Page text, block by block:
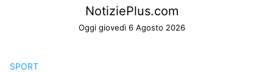
NotiziePlus.com
Oggi giovedì 6 Agosto 2026
SPORT